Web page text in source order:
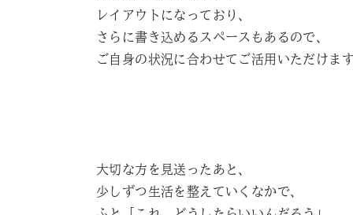
レイアウトになっており、
さらに書き込めるスペースもあるので、
ご自身の状況に合わせてご活用いただけま
大切な方を見送ったあと、
少しずつ生活を整えていくなかで、